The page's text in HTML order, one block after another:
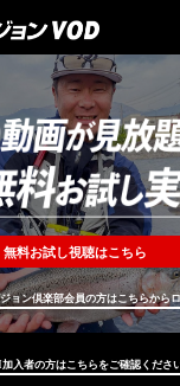
無料お試し視聴はこちら
ョン倶楽部会員の方はこちらから
入者の方はこちらをご確認くださ